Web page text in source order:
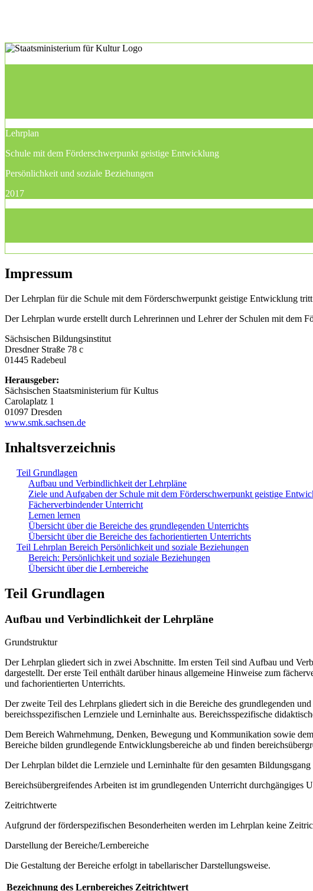
Lehrplan
Schule mit dem Förderschwerpunkt geistige Entwicklung
Persönlichkeit und soziale Beziehungen
2017
Impressum
Der Lehrplan für die Schule mit dem Förderschwerpunkt geistige Entwicklung
Der Lehrplan wurde erstellt durch Lehrerinnen und Lehrer der Schulen mit dem
Sächsischen Bildungsinstitut
Dresdner Straße 78 c
01445 Radebeul
Herausgeber:
Sächsischen Staatsministerium für Kultus
Carolaplatz 1
01097 Dresden
www.smk.sachsen.de
Inhaltsverzeichnis
Teil Grundlagen
Aufbau und Verbindlichkeit der Lehrpläne
Ziele und Aufgaben der Schule mit dem Förderschwerpunkt geistige
Fächerverbindender Unterricht
Lernen lernen
Übersicht über die Bereiche des grundlegenden Unterrichts
Übersicht über die Bereiche des fachorientierten Unterrichts
Teil Lehrplan Bereich Persönlichkeit und soziale Beziehungen
Bereich: Persönlichkeit und soziale Beziehungen
Übersicht über die Lernbereiche
Teil Grundlagen
Aufbau und Verbindlichkeit der Lehrpläne
Grundstruktur
Der Lehrplan gliedert sich in zwei Abschnitte. Im ersten Teil sind Aufbau und
dargestellt. Der erste Teil enthält darüber hinaus allgemeine Hinweise zum
und fachorientierten Unterrichts.
Der zweite Teil des Lehrplans gliedert sich in die Bereiche des grundlegenden
bereichsspezifischen Lernziele und Lerninhalte aus. Bereichsspezifische
Dem Bereich Wahrnehmung, Denken, Bewegung und Kommunikation sowie
Bereiche bilden grundlegende Entwicklungsbereiche ab und finden
Der Lehrplan bildet die Lernziele und Lerninhalte für den gesamten
Bereichsübergreifendes Arbeiten ist im grundlegenden Unterricht durchgängiges
Zeitrichtwerte
Aufgrund der förderspezifischen Besonderheiten werden im Lehrplan keine
Darstellung der Bereiche/Lernbereiche
Die Gestaltung der Bereiche erfolgt in tabellarischer Darstellungsweise.
Bezeichnung des Lernbereiches Zeitrichtwert